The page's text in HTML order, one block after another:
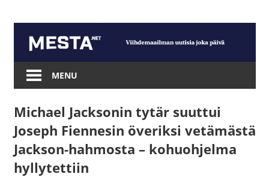
content
Mesta.net
MENU
Michael Jacksonin tytär suuttui
Joseph Fiennesin överiksi vetämästä
Jackson-hahmosta – kohuohjelma
hyllytettiin